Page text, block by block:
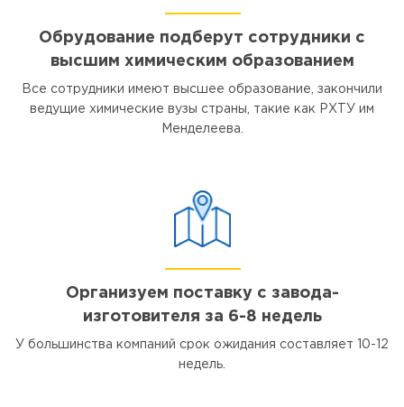
Обрудование подберут сотрудники с
высшим химическим образованием
Все сотрудники имеют высшее образование, закончили
ведущие химические вузы страны, такие как РХТУ им
Менделеева.
Организуем поставку с завода-
изготовителя за 6-8 недель
У большинства компаний срок ожидания составляет 10-12
недель.